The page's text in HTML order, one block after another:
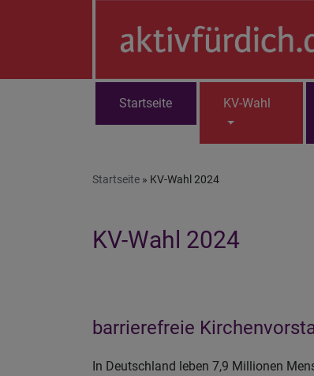
Hauptnavigation
Startseite KV-Wahl
Startseite KV-Wahl 2024
KV-Wahl 2024
barrierefreie
In Deutschland leben 7,9 Millionen